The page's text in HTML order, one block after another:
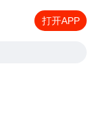
打开APP